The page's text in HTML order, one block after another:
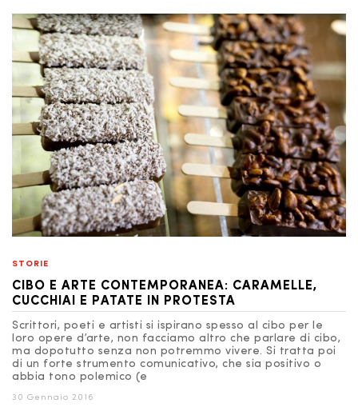
STORIE
CIBO E ARTE CONTEMPORANEA: CARAMELLE,
CUCCHIAI E PATATE IN PROTESTA
Scrittori, poeti e artisti si ispirano spesso al cibo per le
loro opere d’arte, non facciamo altro che parlare di cibo,
ma dopotutto senza non potremmo vivere. Si tratta poi
di un forte strumento comunicativo, che sia positivo o
abbia tono polemico (e
30 Gennaio 2016